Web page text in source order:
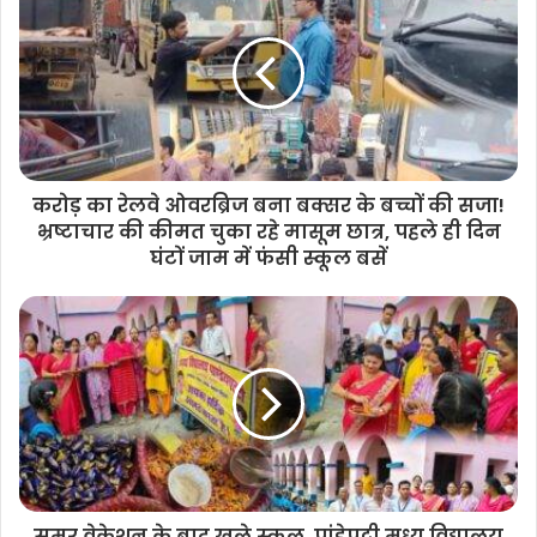
t
e
करोड़ का रेलवे ओवरब्रिज बना बक्सर के बच्चों की सजा!
भ्रष्टाचार की कीमत चुका रहे मासूम छात्र, पहले ही दिन
घंटों जाम में फंसी स्कूल बसें